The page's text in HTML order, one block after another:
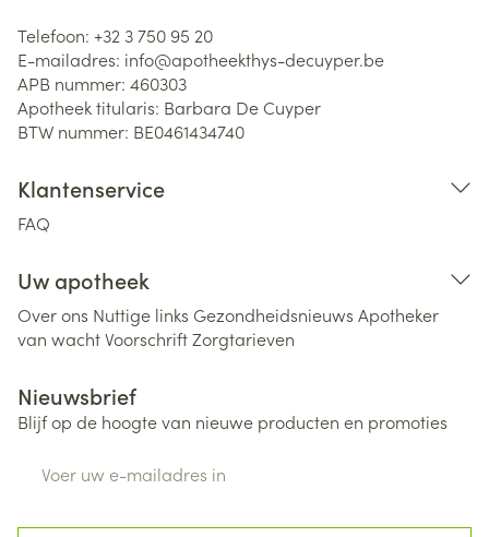
Telefoon: +32 3 750 95 20
E-mailadres: info@apotheekthys-decuyper.be
APB nummer: 460303
Apotheek titularis: Barbara De Cuyper
BTW nummer: BE0461434740
Klantenservice
FAQ
Uw apotheek
Over ons Nuttige links Gezondheidsnieuws Apotheker
van wachtVoorschriftZorgtarieven
Nieuwsbrief
Blijf op de hoogte van nieuwe producten en promoties